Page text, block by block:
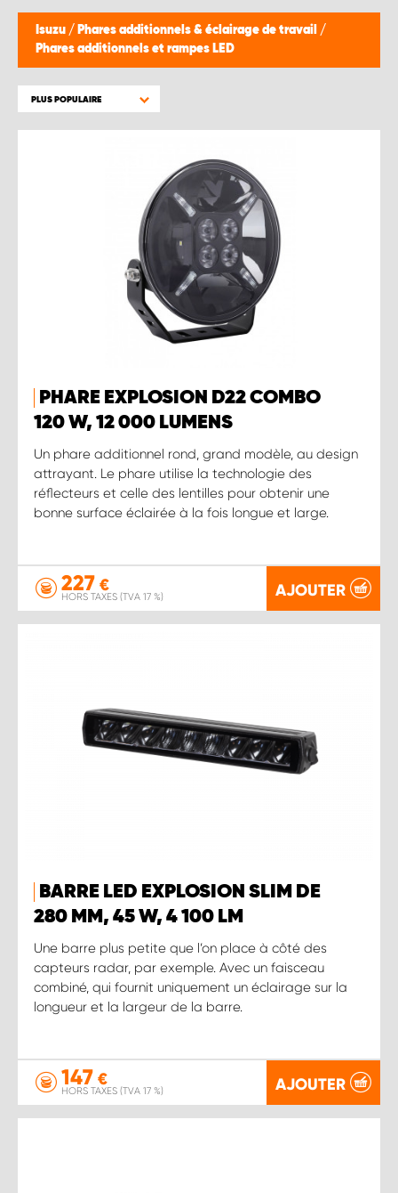
Isuzu / Phares additionnels & éclairage de travail /
Phares additionnels et rampes LED
PLUS POPULAIRE
PHARE EXPLOSION D22 COMBO
120 W, 12 000 LUMENS
Un phare additionnel rond, grand modèle, au design
attrayant. Le phare utilise la technologie des
réflecteurs et celle des lentilles pour obtenir une
bonne surface éclairée à la fois longue et large.
227 €
HORS TAXES (TVA 17 %) AJOUTER
BARRE LED EXPLOSION SLIM DE
280 MM, 45 W, 4 100 LM
Une barre plus petite que l’on place à côté des
capteurs radar, par exemple. Avec un faisceau
combiné, qui fournit uniquement un éclairage sur la
longueur et la largeur de la barre.
147 €
HORS TAXES (TVA 17 %) AJOUTER